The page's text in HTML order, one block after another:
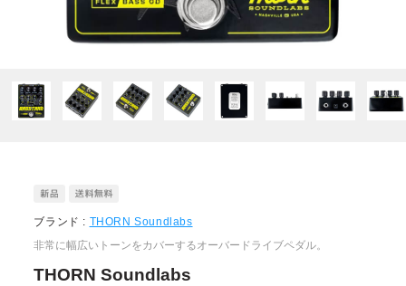
ブランド : THORN Soundlabs
非常に幅広いトーンをカバーするオーバードライブペダル。
THORN Soundlabs